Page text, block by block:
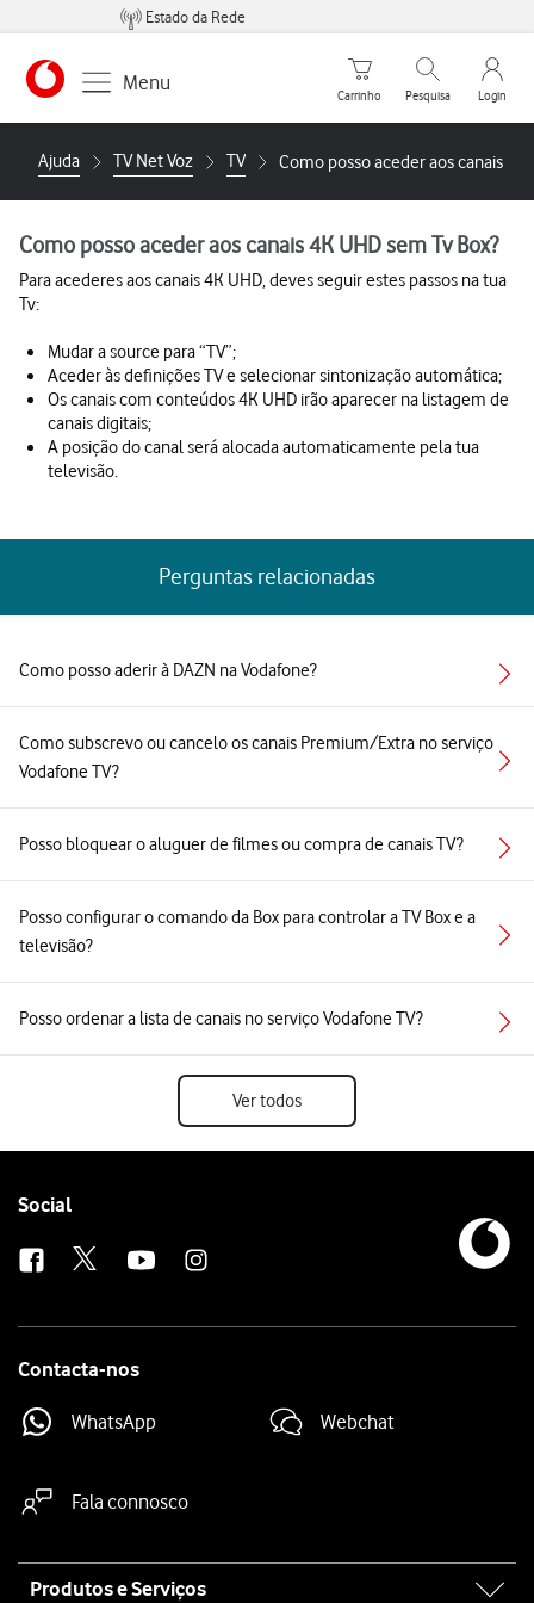
Estado da Rede
https://www.vodafone.pt
Menu
Carrinho de compras
Carrinho
Pesquisar
Pesquisa
My
Login
Ajuda TV Net Voz TV Como posso aceder aos canais 4K
Como posso aceder aos canais 4K UHD sem Tv Box?
Para acederes aos canais 4K UHD, deves seguir estes passos na tua
Tv:
Mudar a source para “TV”;
Aceder às definições TV e selecionar sintonização automática;
Os canais com conteúdos 4K UHD irão aparecer na listagem de
canais digitais;
A posição do canal será alocada automaticamente pela tua
televisão.
Perguntas relacionadas
Como posso aderir à DAZN na Vodafone?
Como subscrevo ou cancelo os canais Premium/Extra no serviço
Vodafone TV?
Posso bloquear o aluguer de filmes ou compra de canais TV?
Posso configurar o comando da Box para controlar a TV Box e a
televisão?
Posso ordenar a lista de canais no serviço Vodafone TV?
Ver todos
Follow
Social
Contacta-nos
WhatsApp Webchat
Fala connosco
Produtos e Serviços